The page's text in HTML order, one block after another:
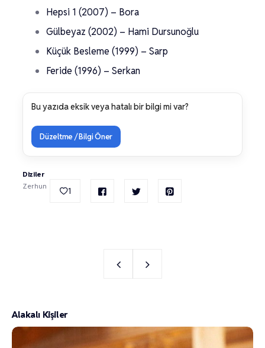
Hepsi 1 (2007) – Bora
Gülbeyaz (2002) – Hami Dursunoğlu
Küçük Besleme (1999) – Sarp
Feride (1996) – Serkan
Bu yazıda eksik veya hatalı bir bilgi mi var?
Düzeltme / Bilgi Öner
Diziler
Zerhun
1
Alakalı Kişiler